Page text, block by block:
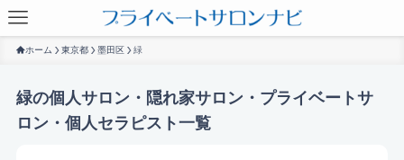
ホーム 東京都 墨田区 緑
緑の個人サロン・隠れ家サロン・プライベートサ
ロン・個人セラピスト一覧